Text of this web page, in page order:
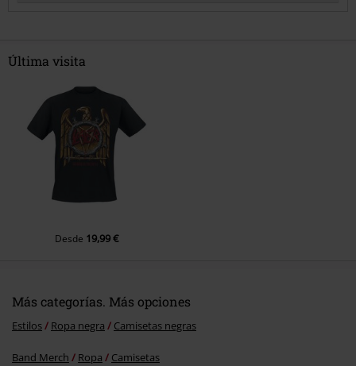
Enviar comentario
Última visita
Desde 19,99 €
Más categorías. Más opciones
Estilos Ropa negra Camisetas negras
Band Merch Ropa Camisetas